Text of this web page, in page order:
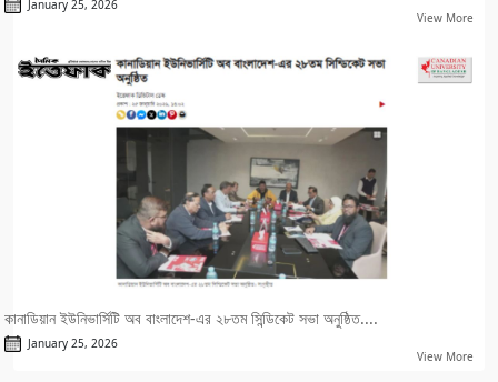
January 25, 2026
View More
কানাডিয়ান ইউনিভার্সিটি অব বাংলাদেশ-এর ২৮তম সিন্ডিকেট সভা অনুষ্ঠিত....
January 25, 2026
View More